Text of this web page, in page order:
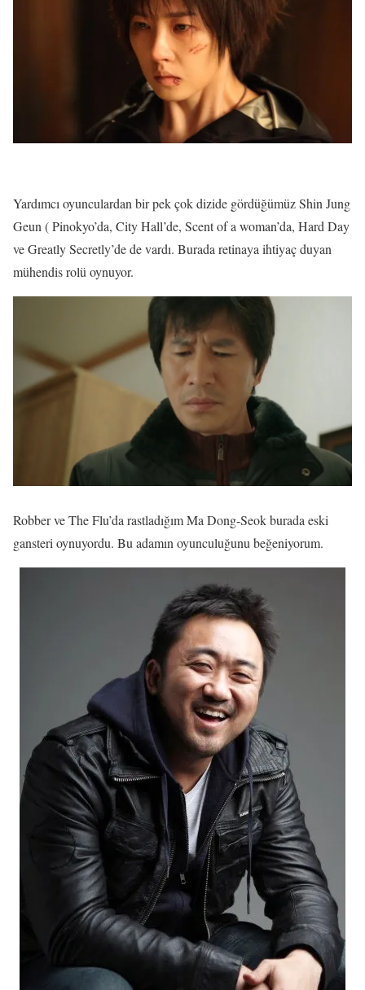
Yardımcı oyunculardan bir pek çok dizide gördüğümüz Shin Jung
Geun ( Pinokyo’da, City Hall’de, Scent of a woman’da, Hard Day
ve Greatly Secretly’de de vardı. Burada retinaya ihtiyaç duyan
mühendis rolü oynuyor.
Robber ve The Flu’da rastladığım Ma Dong-Seok burada eski
gansteri oynuyordu. Bu adamın oyunculuğunu beğeniyorum.